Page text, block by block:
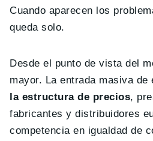
Cuando aparecen los
queda solo.
Desde el punto de vista del
mayor. La entrada masiva de
la estructura de precios,
fabricantes y distribuidores
competencia en igualdad de